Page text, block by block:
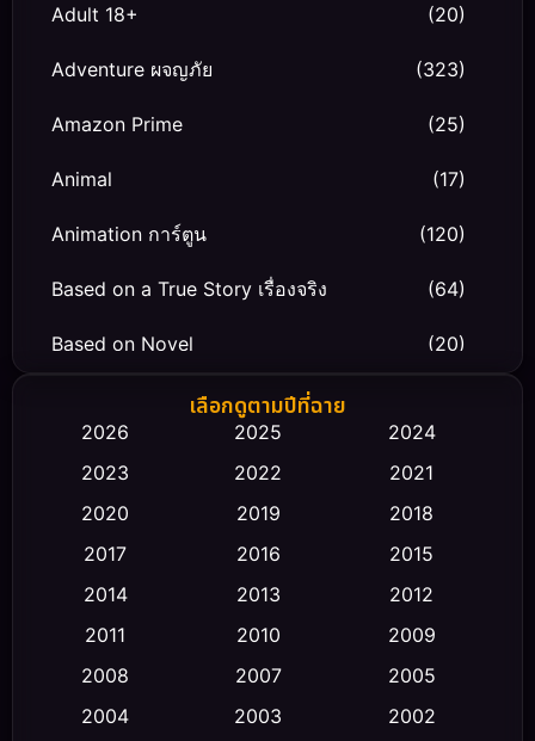
Adult 18+ (20)
Adventure ผจญภัย (323)
Amazon Prime (25)
Animal (17)
Animation การ์ตูน (120)
Based on a True Story เรื่องจริง (64)
Based on Novel (20)
Biography ชีวิตจริง
Classic หนังคลาสสิก (23)
Comedy ตลก (475)
Conspiracy
Crime อาชญากรรม (355)
เลือกดูตามปีที่ฉาย
2026 2025
2024
2023
2022
2021
2020
2019
2018
2017
2016
2015
2014
2013
2012
2011
2010
2009
2008
2007
2005
2004
2003
2002